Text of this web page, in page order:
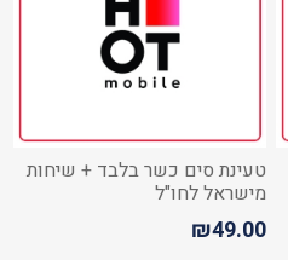
טעינת סים כשר בלבד + שיחות
מישראל לחו"ל
₪49.00